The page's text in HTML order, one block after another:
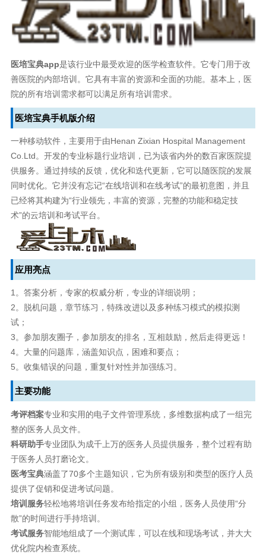
医培宝典app是该行业中最受欢迎的医学检查软件。它专门用于改
善医院的内部培训。它具有丰富的资源和全面的功能。基本上，医
院的所有培训需求都可以满足所有培训需求。
医培宝典手机版介绍
一种移动软件，主要用于由Henan Zixian Hospital Management
Co.Ltd。开发的专业标题行业培训，已为该省内外的数百家医院提
供服务。通过持续的反馈，优化和迭代更新，它可以随医院的发展
同时优化。它并没有忘记“在线培训和在线考试”的最初意图，并且
已经将其构建为“行业领先，丰富的资源，完整的功能和稳定技
术”的云培训和考试平台。
应用亮点
1。答案分析，专家的权威分析，专业的详细说明；
2。脱机问题，章节练习，特殊改进以及多种练习模式的模拟测
试；
3。参加朋友圈子，参加朋友的排名，互相鼓励，然后走得更远！
4。大量的问题库，涵盖知识点，困难和要点；
5。收集错误的问题，重复针对性并加强练习。
主要功能
考评档案专业和实用的电子文件管理系统，多维数据构成了一组完
整的医务人员文件。
科研助手专业团队为成千上万的医务人员提供服务，整个过程有助
于医务人员打磨论文。
医考宝典涵盖了70多个主题知识，它为所有级别和类型的医疗人员
提供了促销和促进考试问题。
培训服务轻松地将培训任务发布给指定的小组，医务人员使用“分
散”的时间进行手持培训。
考试服务智能地组成了一个测试库，可以在线和现场考试，并大大
优化院内检查系统。